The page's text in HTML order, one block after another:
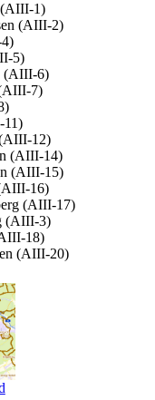
1)
(AIII-2)
5)
(AIII-6)
7)
12)
(AIII-14)
(AIII-15)
16)
(AIII-17)
(AIII-3)
18)
(AIII-20)